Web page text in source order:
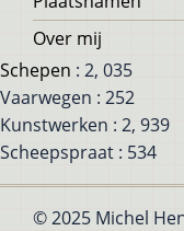
Over mij
Schepen : 2, 035
Vaarwegen : 252
Kunstwerken : 2, 939
Scheepspraat : 534
© 2025 Michel